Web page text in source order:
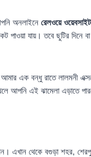
অনলাইনে রেলওয়ে ওয়েবসাইট
পাওয়া যায়। তবে ছুটির
এক বন্ধু রাতে লালমনী
আপনি এই ঝামেলা এড়াতে
এখান থেকে বগুড়া শহর,